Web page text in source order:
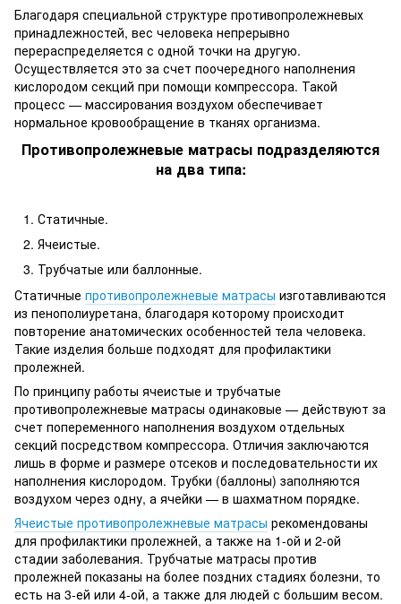
Благодаря специальной структуре противопролежневых
принадлежностей, вес человека непрерывно
перераспределяется с одной точки на другую.
Осуществляется это за счет поочередного наполнения
кислородом секций при помощи компрессора. Такой
процесс — массирования воздухом обеспечивает
нормальное кровообращение в тканях организма.
Противопролежневые матрасы подразделяются
на два типа:
Статичные.
Ячеистые.
Трубчатые или баллонные.
Статичные противопролежневые матрасы изготавливаются
из пенополиуретана, благодаря которому происходит
повторение анатомических особенностей тела человека.
Такие изделия больше подходят для профилактики
пролежней.
По принципу работы ячеистые и трубчатые
противопролежневые матрасы одинаковые — действуют за
счет попеременного наполнения воздухом отдельных
секций посредством компрессора. Отличия заключаются
лишь в форме и размере отсеков и последовательности их
наполнения кислородом. Трубки (баллоны) заполняются
воздухом через одну, а ячейки — в шахматном порядке.
Ячеистые противопролежневые матрасы рекомендованы
для профилактики пролежней, а также на 1-ой и 2-ой
стадии заболевания. Трубчатые матрасы против
пролежней показаны на более поздних стадиях болезни, то
есть на 3-ей или 4-ой, а также для людей с большим весом.